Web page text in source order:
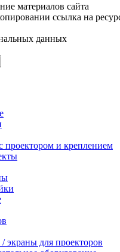
материалов сайта
ссылка на
данных
проектором и креплением
для проекторов